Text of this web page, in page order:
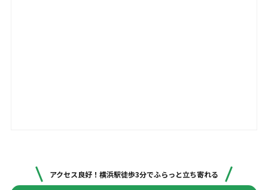
アクセス良好！横浜駅徒歩3分でふらっと立ち寄れる